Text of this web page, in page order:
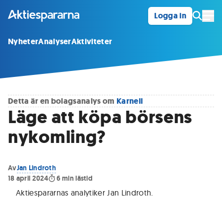
Logga in
NyheterAnalyserAktiviteter
Detta är en bolagsanalys om Karnell
Läge att köpa börsens
nykomling?
AvJan Lindroth
18 april 2024
6min lästid
Aktiespararnas analytiker Jan Lindroth.